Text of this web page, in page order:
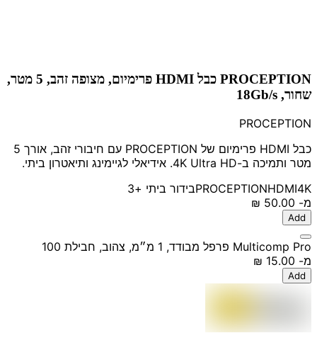
PROCEPTION כבל HDMI פרימיום, מצופה זהב, 5 מטר,
שחור, 18Gb/s
PROCEPTION
כבל HDMI פרימיום של PROCEPTION עם חיבורי זהב, אורך 5
מטר ותמיכה ב-4K Ultra HD. אידיאלי לגיימינג ותיאטרון ביתי.
PROCEPTIONHDMI4K בידור ביתי +3
מ-
Add
Multicomp Pro פרפל מבודד, 1 מ״מ, צהוב, חבילת 100
מ-
Add